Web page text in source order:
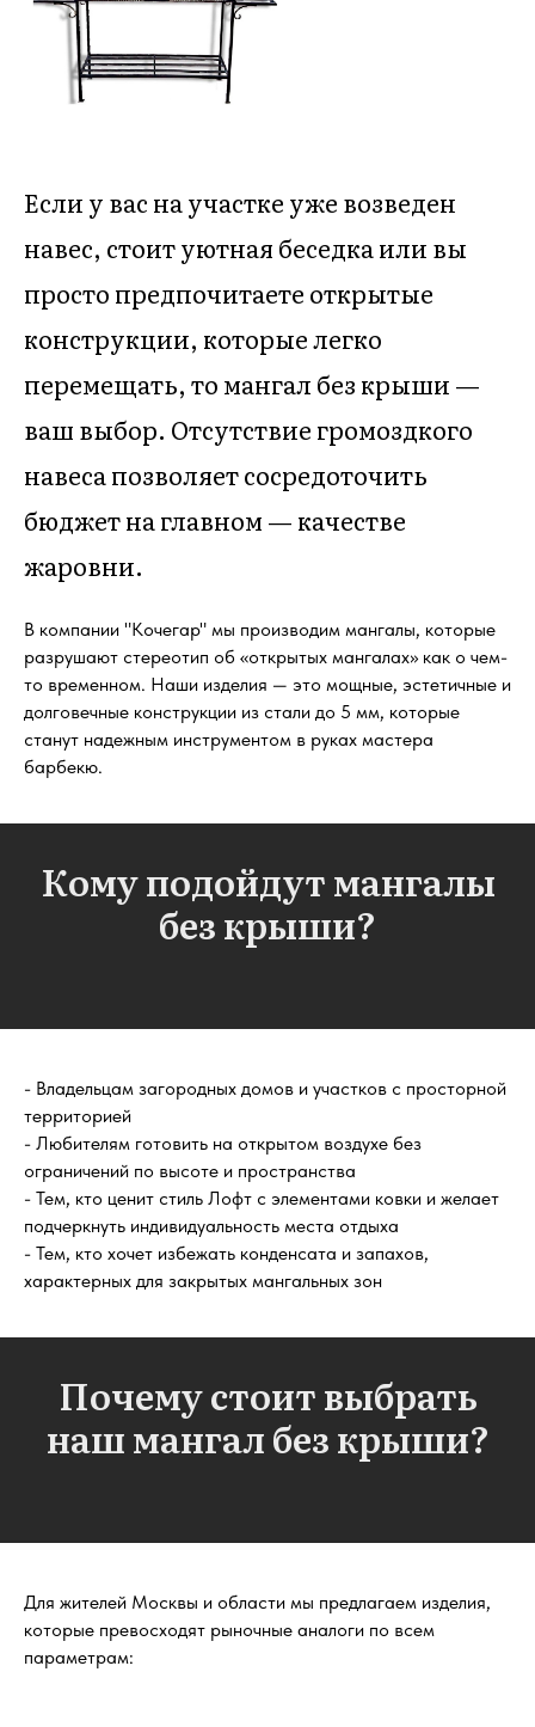
Если у вас на участке уже возведен
навес, стоит уютная беседка или вы
просто предпочитаете открытые
конструкции, которые легко
перемещать, то мангал без крыши —
ваш выбор. Отсутствие громоздкого
навеса позволяет сосредоточить
бюджет на главном — качестве
жаровни.
В компании "Кочегар" мы производим мангалы, которые
разрушают стереотип об «открытых мангалах» как о чем-
то временном. Наши изделия — это мощные, эстетичные и
долговечные конструкции из стали до 5 мм, которые
станут надежным инструментом в руках мастера
барбекю.
Кому подойдут мангалы
без крыши?
- Владельцам загородных домов и участков с просторной
территорией
- Любителям готовить на открытом воздухе без
ограничений по высоте и пространства
- Тем, кто ценит стиль Лофт с элементами ковки и желает
подчеркнуть индивидуальность места отдыха
- Тем, кто хочет избежать конденсата и запахов,
характерных для закрытых мангальных зон
Почему стоит выбрать
наш мангал без крыши?
Для жителей Москвы и области мы предлагаем изделия,
которые превосходят рыночные аналоги по всем
параметрам: